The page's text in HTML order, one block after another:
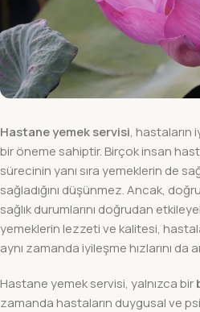
Hastane yemek servisi, hastaların
bir öneme sahiptir. Birçok insan
sürecinin yanı sıra yemeklerin de
sağladığını düşünmez. Ancak,
sağlık durumlarını doğrudan
yemeklerin lezzeti ve kalitesi,
aynı zamanda iyileşme hızlarını da
Hastane yemek servisi, yalnızca bir
zamanda hastaların duygusal ve